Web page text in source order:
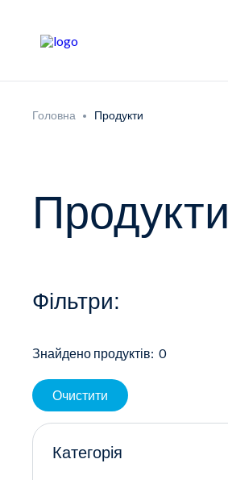
Головна Продукти
Продукти
Фільтри:
Знайдено продуктів: 0
Очистити
Категорія